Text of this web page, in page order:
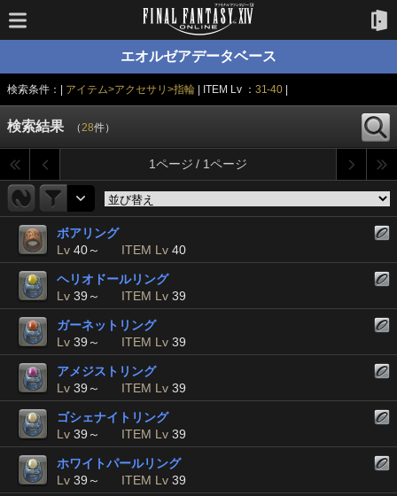
エオルゼアデータベース
検索条件：| アイテム>アクセサリ>指輪 | ITEM Lv ： 31-40
検索結果 （28件）
1ページ / 1ページ
ボアリング
Lv 40～ ITEM Lv 40
ヘリオドールリング
Lv 39～ ITEM Lv 39
ガーネットリング
Lv 39～ ITEM Lv 39
アメジストリング
Lv 39～ ITEM Lv 39
ゴシェナイトリング
Lv 39～ ITEM Lv 39
ホワイトパールリング
Lv 39～ ITEM Lv 39